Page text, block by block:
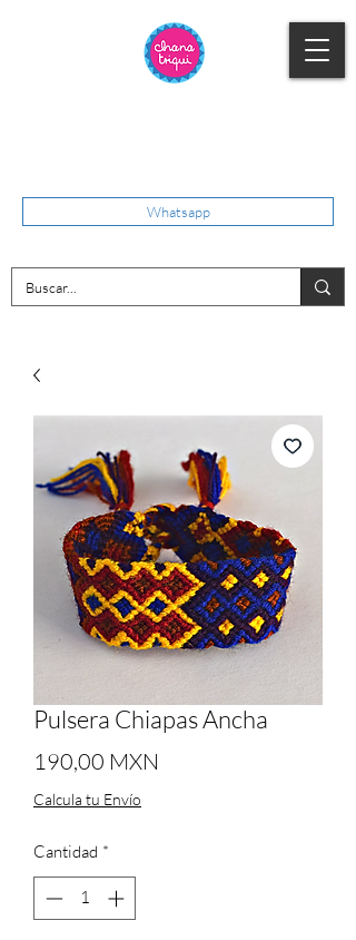
Whatsapp
Pulsera Chiapas Ancha
190,00 MXN
Calcula tu Envío
Cantidad *